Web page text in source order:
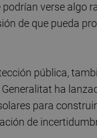
verse algo
de que pueda
pública,
ha
para
de